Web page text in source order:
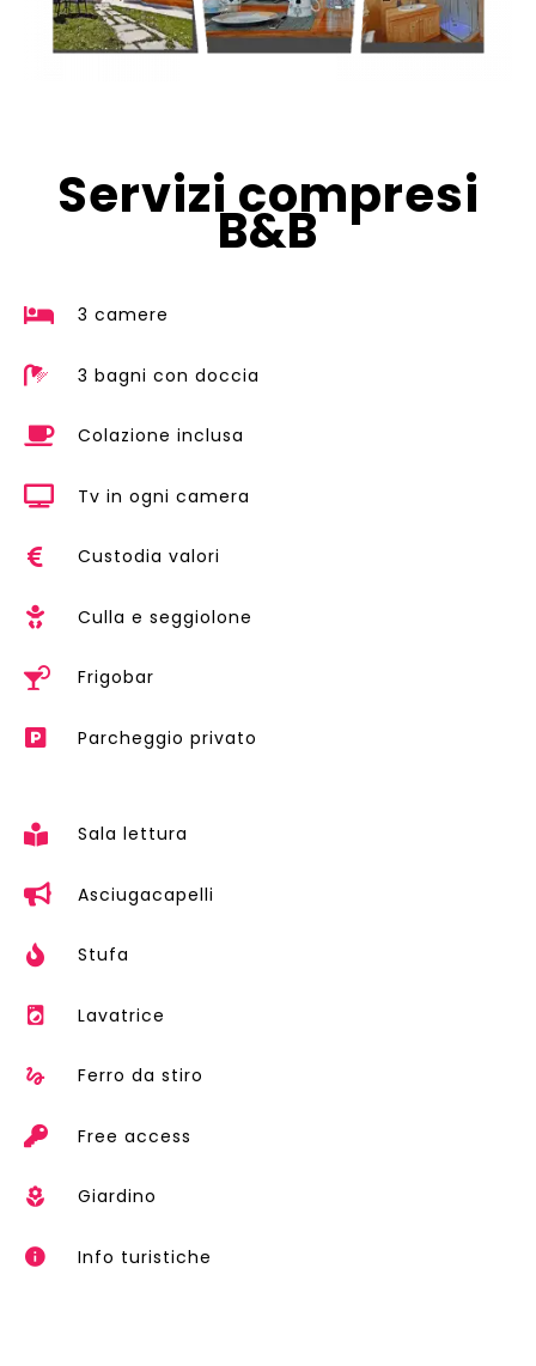
Servizi compresi
B&B
3 camere
3 bagni con doccia
Colazione inclusa
Tv in ogni camera
Custodia valori
Culla e seggiolone
Frigobar
Parcheggio privato
Sala lettura
Asciugacapelli
Stufa
Lavatrice
Ferro da stiro
Free access
Giardino
Info turistiche